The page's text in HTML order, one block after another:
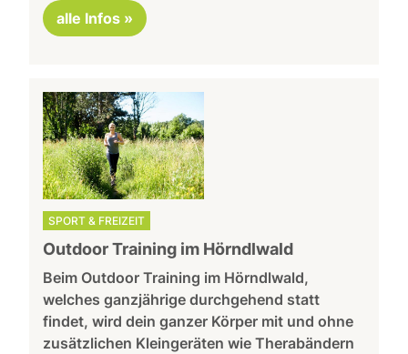
alle Infos »
SPORT & FREIZEIT
Outdoor Training im Hörndlwald
Beim Outdoor Training im Hörndlwald,
welches ganzjährige durchgehend statt
findet, wird dein ganzer Körper mit und ohne
zusätzlichen Kleingeräten wie Therabändern